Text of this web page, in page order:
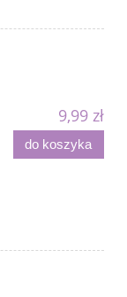
9,99 zł
do koszyka